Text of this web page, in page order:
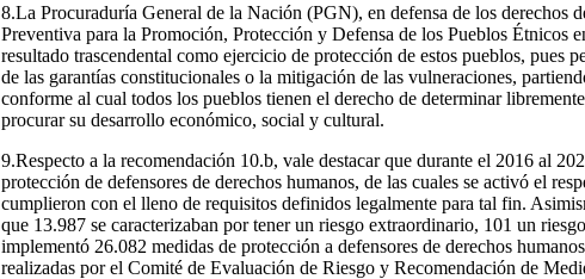
8.La Procuraduría General de la Nación (PGN), en defensa de los derechos
Preventiva para la Promoción, Protección y Defensa de los Pueblos Étnicos
resultado trascendental como ejercicio de protección de estos pueblos, pues
de las garantías constitucionales o la mitigación de las vulneraciones,
conforme al cual todos los pueblos tienen el derecho de determinar
procurar su desarrollo económico, social y cultural.
9.Respecto a la recomendación 10.b, vale destacar que durante el 2016 al
protección de defensores de derechos humanos, de las cuales se activó el
cumplieron con el lleno de requisitos definidos legalmente para tal fin.
que 13.987 se caracterizaban por tener un riesgo extraordinario, 101 un
implementó 26.082 medidas de protección a defensores de derechos
realizadas por el Comité de Evaluación de Riesgo y Recomendación de